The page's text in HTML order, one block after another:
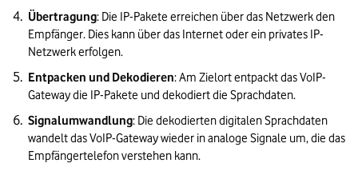
Übertragung: Die IP-Pakete erreichen über das Netzwerk den
Empfänger. Dies kann über das Internet oder ein privates IP-
Netzwerk erfolgen.
Entpacken und Dekodieren: Am Zielort entpackt das VoIP-
Gateway die IP-Pakete und dekodiert die Sprachdaten.
Signalumwandlung: Die dekodierten digitalen Sprachdaten
wandelt das VoIP-Gateway wieder in analoge Signale um, die das
Empfängertelefon verstehen kann.